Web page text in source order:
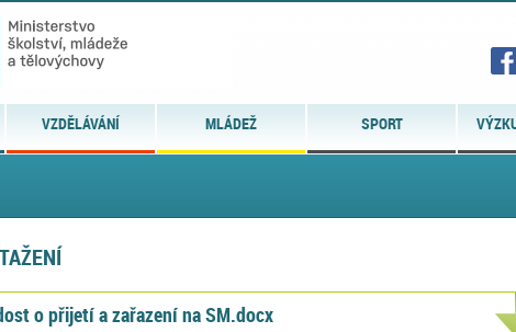
VZDĚLÁVÁNÍ MLÁDEŽ SPORT
o přijetí a zařazení na SM.docx